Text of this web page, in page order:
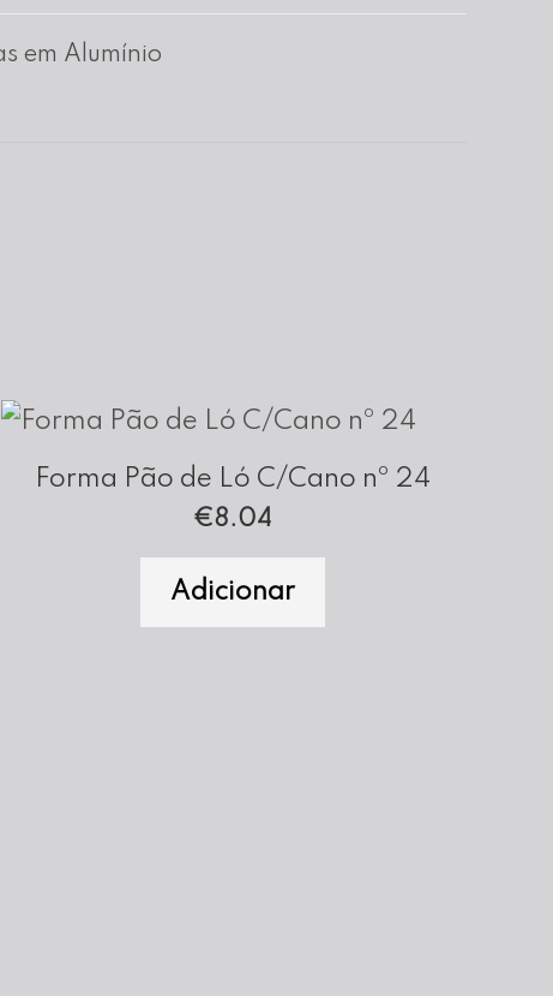
em Alumínio
Forma Pão de Ló C/Cano nº 24
€8.04
Adicionar